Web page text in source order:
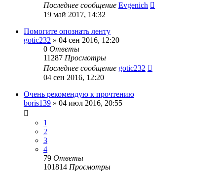
Последнее сообщение Evgenich
19 май 2017, 14:32
Помогите опознать ленту
gotic232 » 04 сен 2016, 12:20
0 Ответы
11287 Просмотры
Последнее сообщение gotic232
04 сен 2016, 12:20
Очень рекомендую к прочтению
boris139 » 04 июл 2016, 20:55
1
2
3
4
79 Ответы
101814 Просмотры